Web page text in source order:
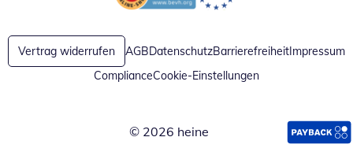
Öffnet in neuem FensterÖffnet in neuem Fenster
Vertrag widerrufen AGBDatenschutzBarrierefreiheitImpressum
ComplianceCookie-Einstellungen
© 2026 heine